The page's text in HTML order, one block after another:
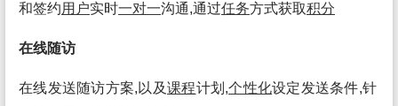
和签约用户实时一对一沟通,通过任务方式获取积分
在线随访
在线发送随访方案,以及课程计划,个性化设定发送条件,针